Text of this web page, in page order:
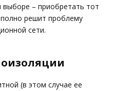
выборе – приобретать тот
решит проблему
сети.
(в этом случае ее